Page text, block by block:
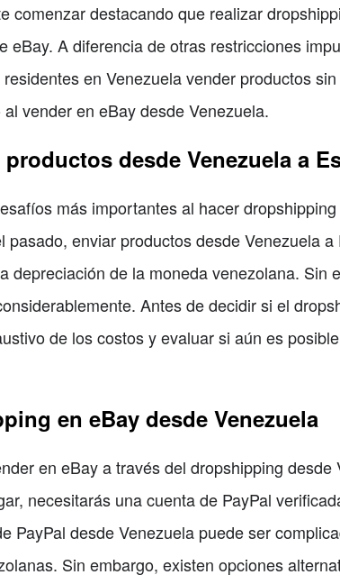
comenzar destacando que realizar
eBay. A diferencia de otras restricciones
en Venezuela vender productos
vender en eBay desde Venezuela.
desde Venezuela a
más importantes al hacer
pasado, enviar productos desde Venezuela
depreciación de la moneda venezolana.
Antes de decidir si el
de los costos y evaluar si aún es
en eBay desde Venezuela
en eBay a través del dropshipping
necesitarás una cuenta de PayPal
PayPal desde Venezuela puede ser
Sin embargo, existen opciones